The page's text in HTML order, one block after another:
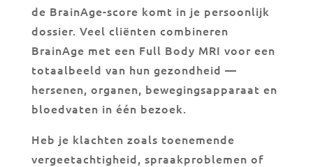
de BrainAge-score komt in je persoonlijk
dossier. Veel cliënten combineren
BrainAge met een Full Body MRI voor een
totaalbeeld van hun gezondheid —
hersenen, organen, bewegingsapparaat en
bloedvaten in één bezoek.
Heb je klachten zoals toenemende
vergeetachtigheid, spraakproblemen of